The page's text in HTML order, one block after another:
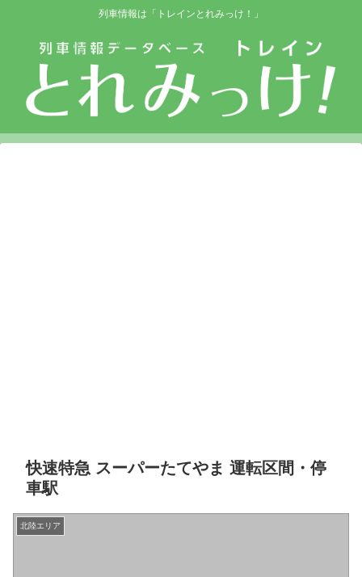
列車情報は「トレインとれみっけ！」
快速特急 スーパーたてやま 運転区間・停
車駅
北陸エリア